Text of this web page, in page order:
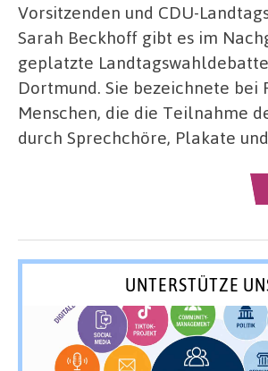
Vorsitzenden und CDU-
Sarah Beckhoff gibt es im
geplatzte
Dortmund. Sie bezeichnete bei
Menschen, die die Teilnahme
durch Sprechchöre, Plakate
UNTERSTÜTZE